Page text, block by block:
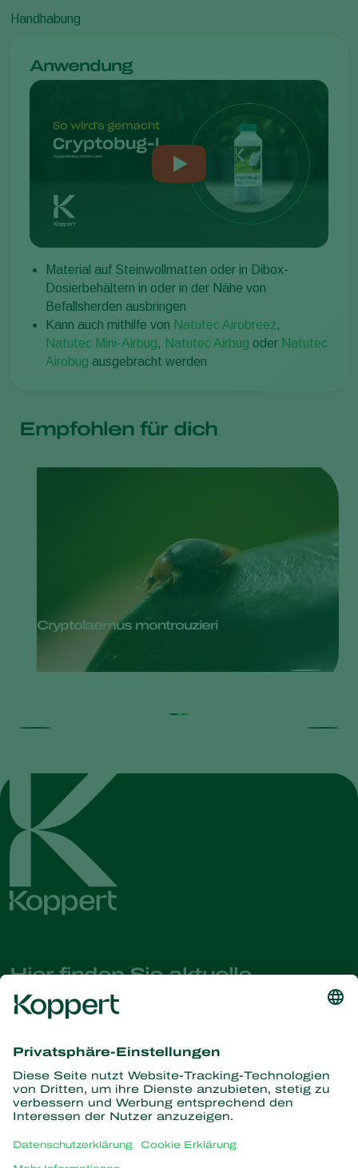
Handhabung
Anwendung
Material auf Steinwollmatten oder in Dibox-
Dosierbehältern in oder in der Nähe von
Befallsherden ausbringen
Kann auch mithilfe von Natutec Airobreez,
Natutec Mini-Airbug, Natutec Airbug oder Natutec
Airobug ausgebracht werden
Empfohlen für dich
Cryptolaemus montrouzieri
Hier finden Sie aktuelle
Nachrichten und Informationen
Partners with Nature
Raubmilben
Räuber